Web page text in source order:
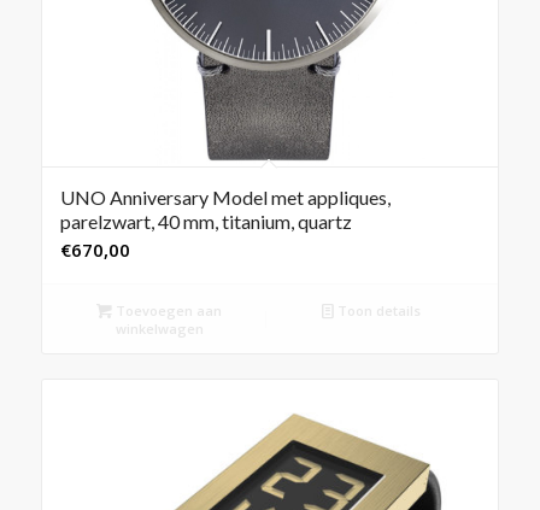
UNO Anniversary Model met appliques,
parelzwart, 40 mm, titanium, quartz
€670,00
Toevoegen aan
winkelwagen
Toon details